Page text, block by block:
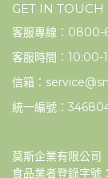
GET IN TOUCH
客服專線：0800-
客服時間：10:00-
信箱：
統一編號：
莫斯企業有限公司
食品業者登錄字